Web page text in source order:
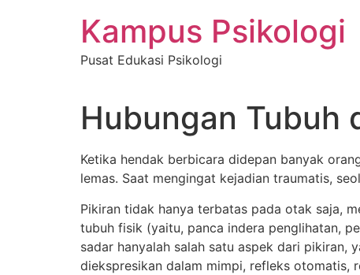
Kampus Psikologi
Pusat Edukasi Psikologi
Hubungan Tubuh
Ketika hendak berbicara didepan banyak
lemas. Saat mengingat kejadian traumatis,
Pikiran tidak hanya terbatas pada otak saja,
tubuh fisik (yaitu, panca indera penglihatan,
sadar hanyalah salah satu aspek dari
diekspresikan dalam mimpi, refleks otomatis,